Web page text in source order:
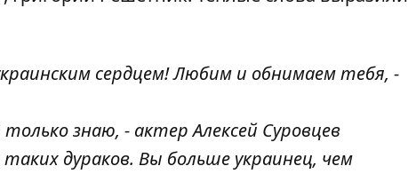
сердцем! Любим и обнимаем тебя, -
знаю, - актер Алексей Суровцев
дураков. Вы больше украинец, чем